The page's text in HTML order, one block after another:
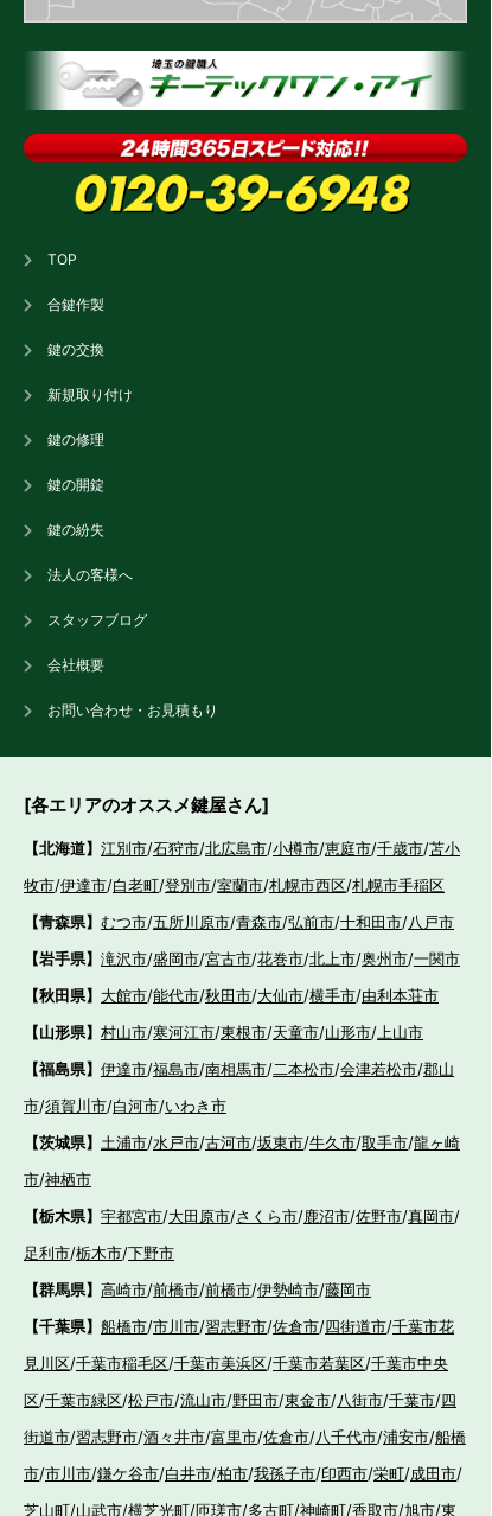
TOP
合鍵作製
鍵の交換
新規取り付け
鍵の修理
鍵の開錠
鍵の紛失
法人の客様へ
スタッフブログ
会社概要
お問い合わせ・お見積もり
[各エリアのオススメ鍵屋さん]
【北海道】 江別市/石狩市/北広島市/小樽市/恵庭市/千歳市/苫小
牧市/伊達市/白老町/登別市/室蘭市/札幌市西区/札幌市手稲区
【青森県】 むつ市/五所川原市/青森市/弘前市/十和田市/八戸市
【岩手県】 滝沢市/盛岡市/宮古市/花巻市/北上市/奥州市/一関市
【秋田県】 大館市/能代市/秋田市/大仙市/横手市/由利本荘市
【山形県】 村山市/寒河江市/東根市/天童市/山形市/上山市
【福島県】 伊達市/福島市/南相馬市/二本松市/会津若松市/郡山
市/須賀川市/白河市/いわき市
【茨城県】 土浦市/水戸市/古河市/坂東市/牛久市/取手市/龍ヶ崎
市/神栖市
【栃木県】 宇都宮市/大田原市/さくら市/鹿沼市/佐野市/真岡市/
足利市/栃木市/下野市
【群馬県】 高崎市/前橋市/前橋市/伊勢崎市/藤岡市
【千葉県】 船橋市/市川市/習志野市/佐倉市/四街道市/千葉市花
見川区/千葉市稲毛区/千葉市美浜区/千葉市若葉区/千葉市中央
区/千葉市緑区/松戸市/流山市/野田市/東金市/八街市/千葉市/四
街道市/習志野市/酒々井市/富里市/佐倉市/八千代市/浦安市/船橋
市/市川市/鎌ケ谷市/白井市/柏市/我孫子市/印西市/栄町/成田市/
芝山町/山武市/横芝光町/匝瑳市/多古町/神崎町/香取市/旭市/東